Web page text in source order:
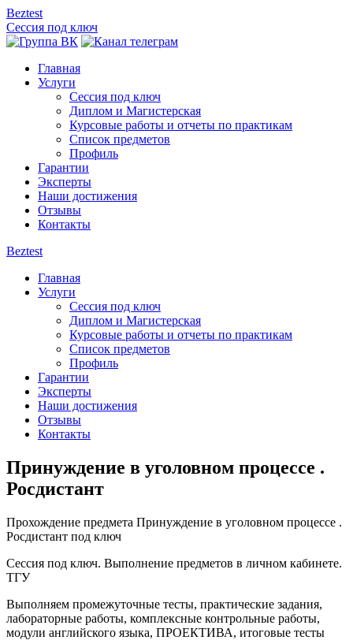
Beztest
Сессия под ключ
Главная
Услуги
Сессия под ключ
Диплом и Магистерская
Курсовые работы и отчеты по практикам
Список предметов
Профиль
Гарантии
Эксперты
Наши достижения
Отзывы
Контакты
Beztest
Главная
Услуги
Сессия под ключ
Диплом и Магистерская
Курсовые работы и отчеты по практикам
Список предметов
Профиль
Гарантии
Эксперты
Наши достижения
Отзывы
Контакты
Принуждение в уголовном процессе .
Росдистант
Прохождение предмета Принуждение в уголовном процессе .
Росдистант под ключ
Сессия под ключ. Выполнение предметов в личном кабинете.
ТГУ
Выполняем промежуточные тесты, практические задания,
лабораторные работы, комплексные контрольные работы,
модули английского языка, ПРОЕКТИВА, итоговые тесты